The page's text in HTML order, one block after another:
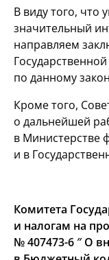
В виду того, что
значительный
направляем
по данному
Кроме того,
о дальнейшей
в Министерстве
и в
Комитета
и налогам на
№407473-6″ О